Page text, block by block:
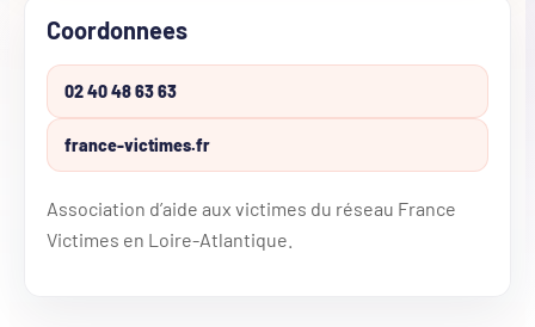
Coordonnees
02 40 48 63 63
france-victimes.fr
Association d’aide aux victimes du réseau France
Victimes en Loire-Atlantique.